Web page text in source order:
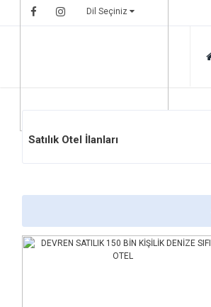
Dil Seçiniz
Satılık Otel İlanları